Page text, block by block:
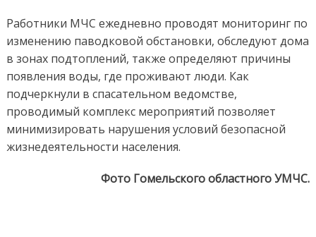
Работники МЧС ежедневно проводят мониторинг по
изменению паводковой обстановки, обследуют дома
в зонах подтоплений, также определяют причины
появления воды, где проживают люди. Как
подчеркнули в спасательном ведомстве,
проводимый комплекс мероприятий позволяет
минимизировать нарушения условий безопасной
жизнедеятельности населения.
Фото Гомельского областного УМЧС.